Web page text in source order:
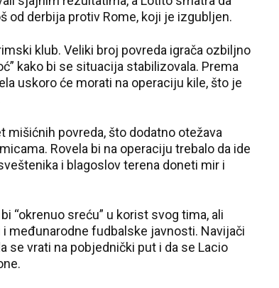
od derbija protiv Rome, koji je izgubljen.
klub. Veliki broj povreda igrača ozbiljno
kako bi se situacija stabilizovala. Prema
uskoro će morati na operaciju kile, što je
mišićnih povreda, što dodatno otežava
Rovela bi na operaciju trebalo da ide
i blagoslov terena doneti mir i
“okrenuo sreću” u korist svog tima, ali
međunarodne fudbalske javnosti. Navijači
se vrati na pobjednički put i da se Lacio